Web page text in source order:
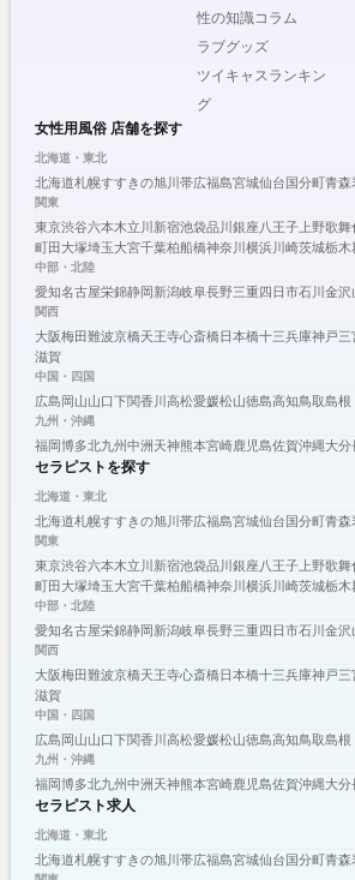
性の知識コラム
ラブグッズ
ツイキャスランキン
グ
女性用風俗 店舗を探す
北海道・東北
北海道札幌すすきの旭川帯広福島宮城仙台国分町青森
関東
東京渋谷六本木立川新宿池袋品川銀座 八王子 上野歌舞
町田大塚埼玉大宮千葉柏船橋神奈川横浜川崎茨城栃木
中部・北陸
愛知名古屋栄錦静岡新潟岐阜長野三重四日市石川金沢
関西
大阪梅田難波京橋天王寺心斎橋日本橋十三兵庫神戸三
滋賀
中国・四国
広島岡山山口下関香川高松愛媛松山徳島高知鳥取島根
九州・沖縄
福岡博多北九州中洲天神熊本宮崎鹿児島佐賀沖縄大分
セラピストを探す
北海道・東北
北海道札幌すすきの旭川帯広福島宮城仙台国分町青森
関東
東京渋谷六本木立川新宿池袋品川銀座 八王子 上野歌舞
町田大塚埼玉大宮千葉柏船橋神奈川横浜川崎茨城栃木
中部・北陸
愛知名古屋栄錦静岡新潟岐阜長野三重四日市石川金沢
関西
大阪梅田難波京橋天王寺心斎橋日本橋十三兵庫神戸三
滋賀
中国・四国
広島岡山山口下関香川高松愛媛松山徳島高知鳥取島根
九州・沖縄
福岡博多北九州中洲天神熊本宮崎鹿児島佐賀沖縄大分
セラピスト求人
北海道・東北
北海道札幌すすきの旭川帯広福島宮城仙台国分町青森